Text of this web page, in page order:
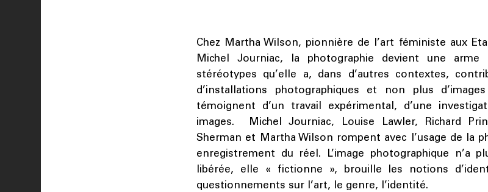
Chez Martha Wilson, pionnière de l’art féministe aux
Michel Journiac, la photographie devient une
stéréotypes qu’elle a, dans d’autres contextes,
d’installations photographiques et non plus
témoignent d’un travail expérimental, d’une
images. Michel Journiac, Louise Lawler, Richard
Sherman et Martha Wilson rompent avec l’usage de la
enregistrement du réel. L’image photographique n’a
libérée, elle « fictionne », brouille les notions
questionnements sur l’art, le genre, l’identité.